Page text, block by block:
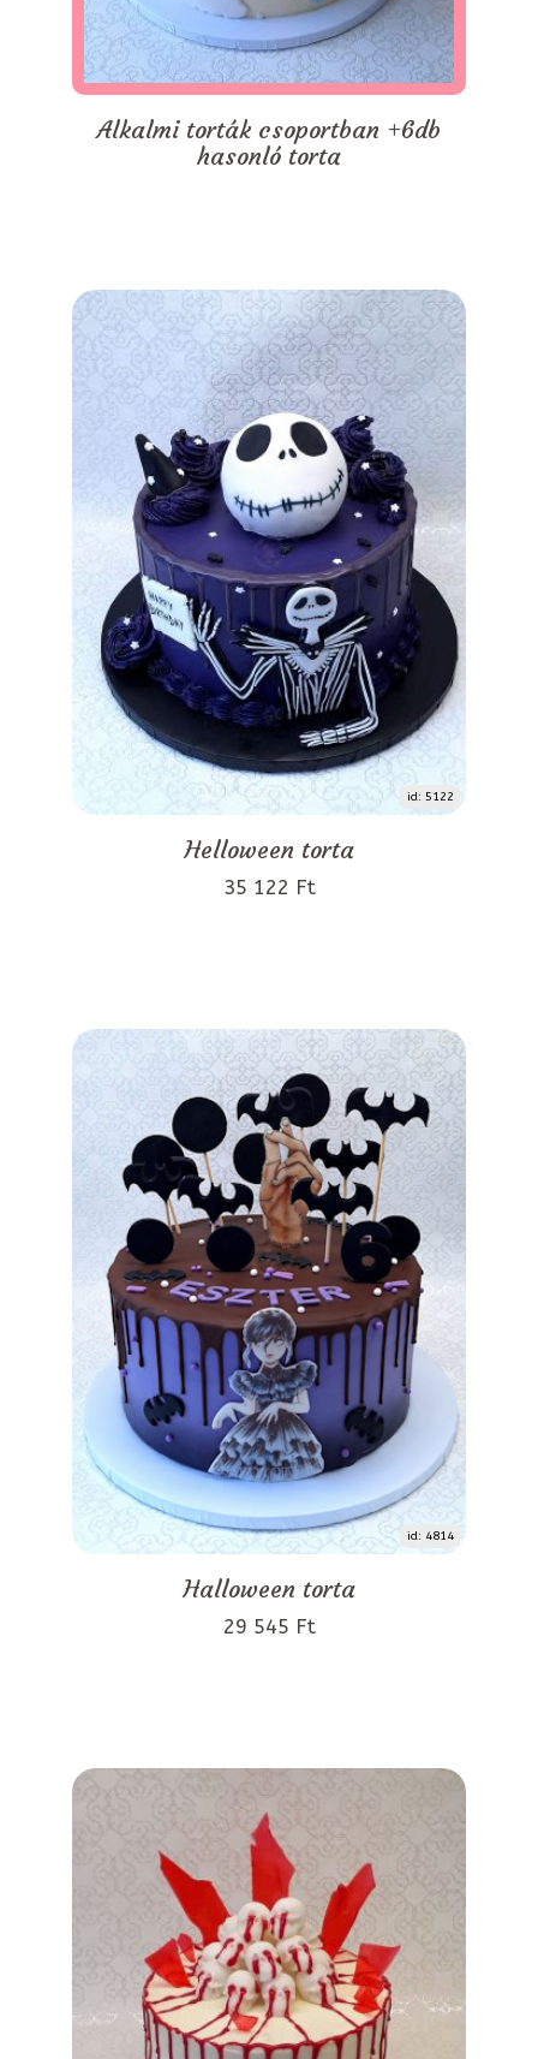
Alkalmi torták csoportban +6db
hasonló torta
id: 5122
Helloween torta
35 122 Ft
id: 4814
Halloween torta
29 545 Ft